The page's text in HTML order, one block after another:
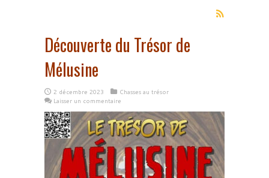
Découverte du Trésor de
Mélusine
2 décembre 2023
Chasses au trésor
Laisser un commentaire